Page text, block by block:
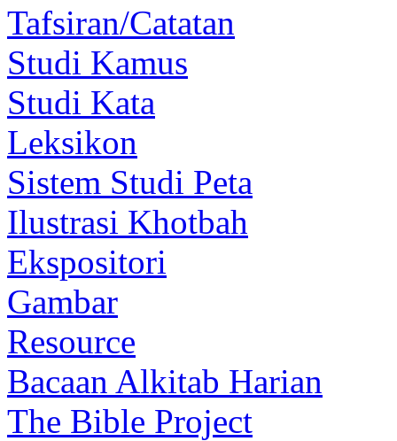
Tafsiran/Catatan
Studi Kamus
Studi Kata
Leksikon
Sistem Studi Peta
Ilustrasi Khotbah
Ekspositori
Gambar
Resource
Bacaan Alkitab Harian
The Bible Project